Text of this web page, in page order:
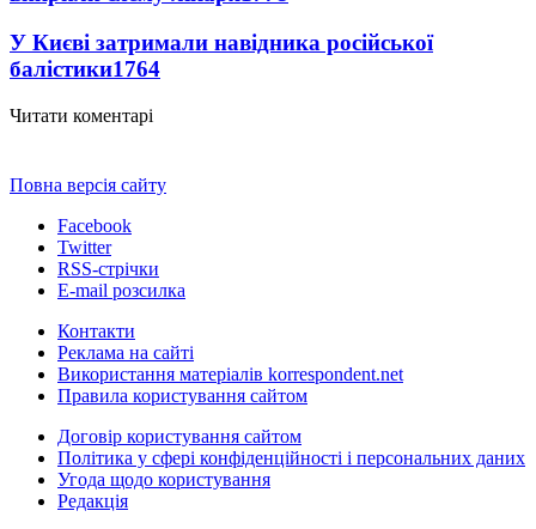
У Києві затримали навідника російської
балістики1764
Читати коментарі
Повна версія сайту
Facebook
Twitter
RSS-стрічки
E-mail розсилка
Контакти
Реклама на сайті
Використання матеріалів korrespondent.net
Правила користування сайтом
Договір користування сайтом
Політика у сфері конфіденційності і персональних даних
Угода щодо користування
Редакція